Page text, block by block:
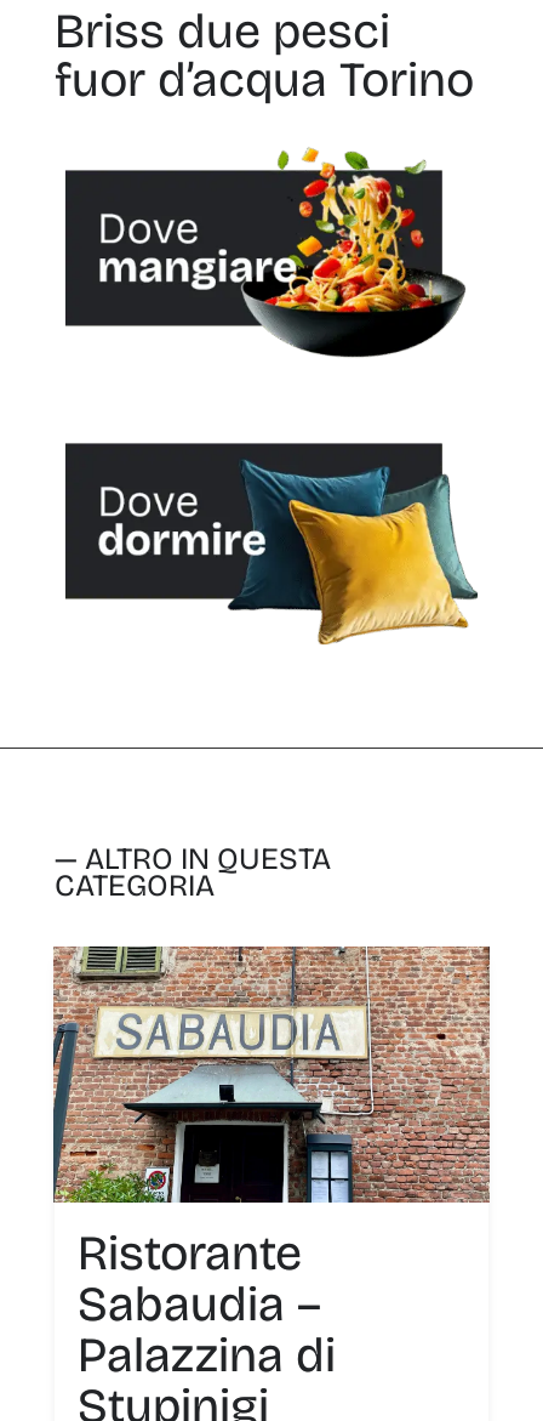
Briss due pesci
fuor d’acqua Torino
— ALTRO IN QUESTA
CATEGORIA
Ristorante
Sabaudia –
Palazzina di
Stupinigi